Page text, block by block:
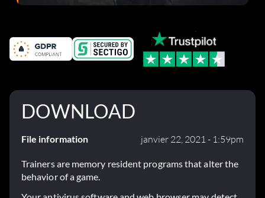
DOWNLOAD
File information janvier 22, 2021 - 1:59pm
Trainers are memory resident programs that alter the
behavior of a game.